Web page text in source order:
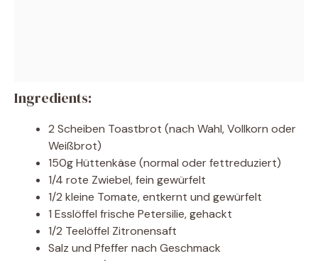
Ingredients:
2 Scheiben Toastbrot (nach Wahl, Vollkorn oder
Weißbrot)
150g Hüttenkäse (normal oder fettreduziert)
1/4 rote Zwiebel, fein gewürfelt
1/2 kleine Tomate, entkernt und gewürfelt
1 Esslöffel frische Petersilie, gehackt
1/2 Teelöffel Zitronensaft
Salz und Pfeffer nach Geschmack